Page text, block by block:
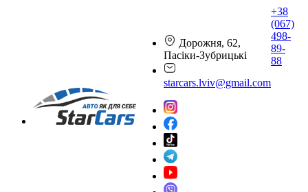
Дорожня, 62,
Пасіки-Зубрицькі
starcars.lviv@gmail.com
+38
(067)
498-
89-
88